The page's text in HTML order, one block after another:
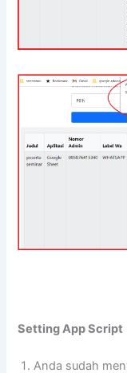
Setting App Script
Anda sudah